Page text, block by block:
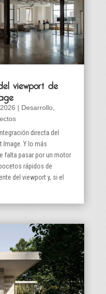
viewport de
| Desarrollo,
directa del
Image. Y lo más
falta pasar por un motor
rápidos de
del viewport y, si el